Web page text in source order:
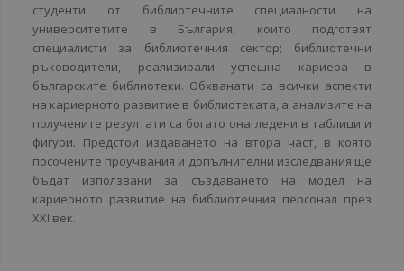
студенти от библиотечните специалности на
университетите в България, които подготвят
специалисти за библиотечния сектор; библиотечни
ръководители, реализирали успешна кариера в
българските библиотеки. Обхванати са всички аспекти
на кариерното развитие в библиотеката, а анализите на
получените резултати са богато онагледени в таблици и
фигури. Предстои издаването на втора част, в която
посочените проучвания и допълнителни изследвания ще
бъдат използвани за създаването на модел на
кариерното развитие на библиотечния персонал през
XXI век.